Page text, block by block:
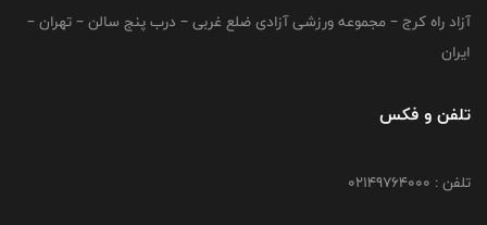
آزاد راه کرج – مجموعه ورزشی آزادی ضلع غربی – درب پنج سالن – تهران –
ایران
تلفن و فکس
تلفن : 02149764000